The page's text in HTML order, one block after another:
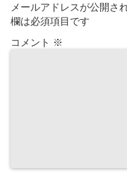
メールアドレスが公開さ
欄は必須項目です
コメント ※